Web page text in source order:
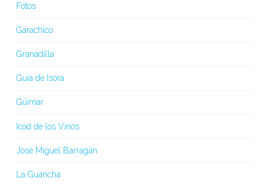
Fotos
Garachico
Granadilla
Guía de Isora
Güímar
Icod de los Vinos
José Miguel Barragán
La Guancha